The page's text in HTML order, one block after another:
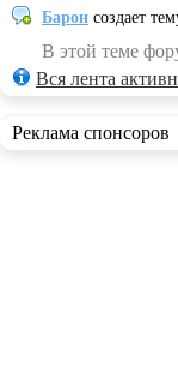
Барон создает
В этой теме
Вся лента
Реклама спонсоров